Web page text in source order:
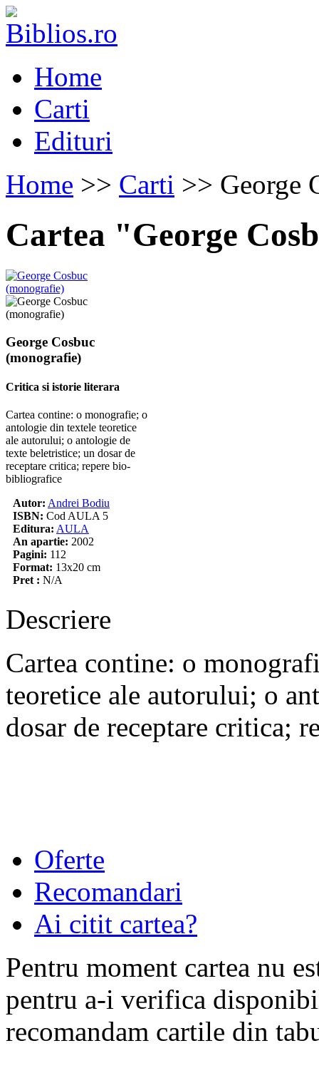
Home
Carti
Edituri
Home >> Carti >> George
Cartea "George
George Cosbuc
(monografie)
Critica si istorie literara
Cartea contine: o monografie; o
antologie din textele teoretice
ale autorului; o antologie de
texte beletristice; un dosar de
receptare critica; repere bio-
bibliografice
Autor: Andrei Bodiu
ISBN: Cod AULA 5
Editura: AULA
An apartie: 2002
Pagini: 112
Format: 13x20 cm
Pret : N/A
Descriere
Cartea contine: o
teoretice ale autorului; o
dosar de receptare critica;
Oferte
Recomandari
Ai citit cartea?
Pentru moment cartea nu
pentru a-i verifica
recomandam cartile din